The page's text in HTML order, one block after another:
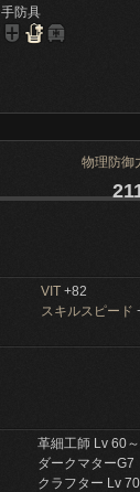
手防具
物理防御
VIT +82
スキルスピード
革細工師 Lv 60～
ダークマターG7
クラフター Lv